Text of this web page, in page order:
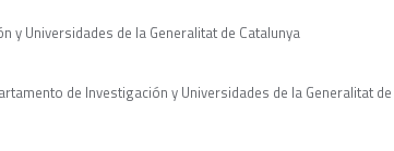
Universidades de la Generalitat de Catalunya
de Investigación y Universidades de la Generalitat de